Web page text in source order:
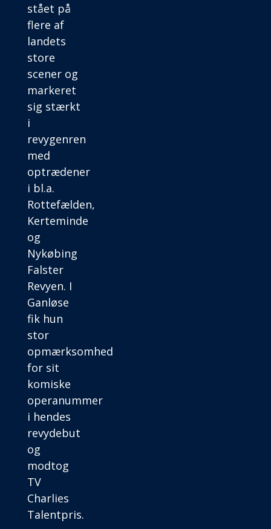
stået på
flere af
landets
store
scener og
markeret
sig stærkt
i
revygenren
med
optrædener
i bl.a.
Rottefælden,
Kerteminde
og
Nykøbing
Falster
Revyen. I
Ganløse
fik hun
stor
opmærksomhed
for sit
komiske
operanummer
i hendes
revydebut
og
modtog
TV
Charlies
Talentpris.